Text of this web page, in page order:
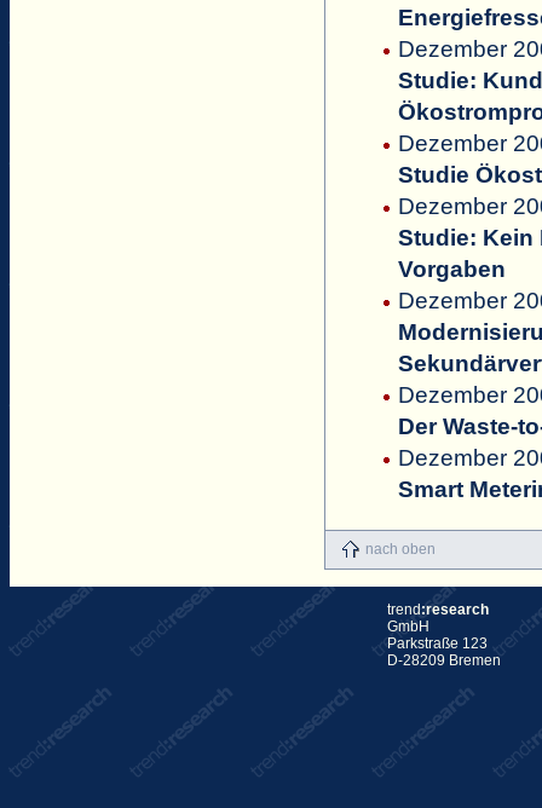
Dezember
Studie:
Dezember
Studie
Dezember
Studie: Kein
Vorgaben
Dezember
Dezember
Der Waste-
Dezember
Smart
nach oben
trend:research
GmbH
Parkstraße 123
D-28209 Bremen